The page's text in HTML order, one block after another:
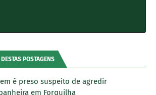
POSTAGENS
é preso suspeito de agredir
em Forquilha